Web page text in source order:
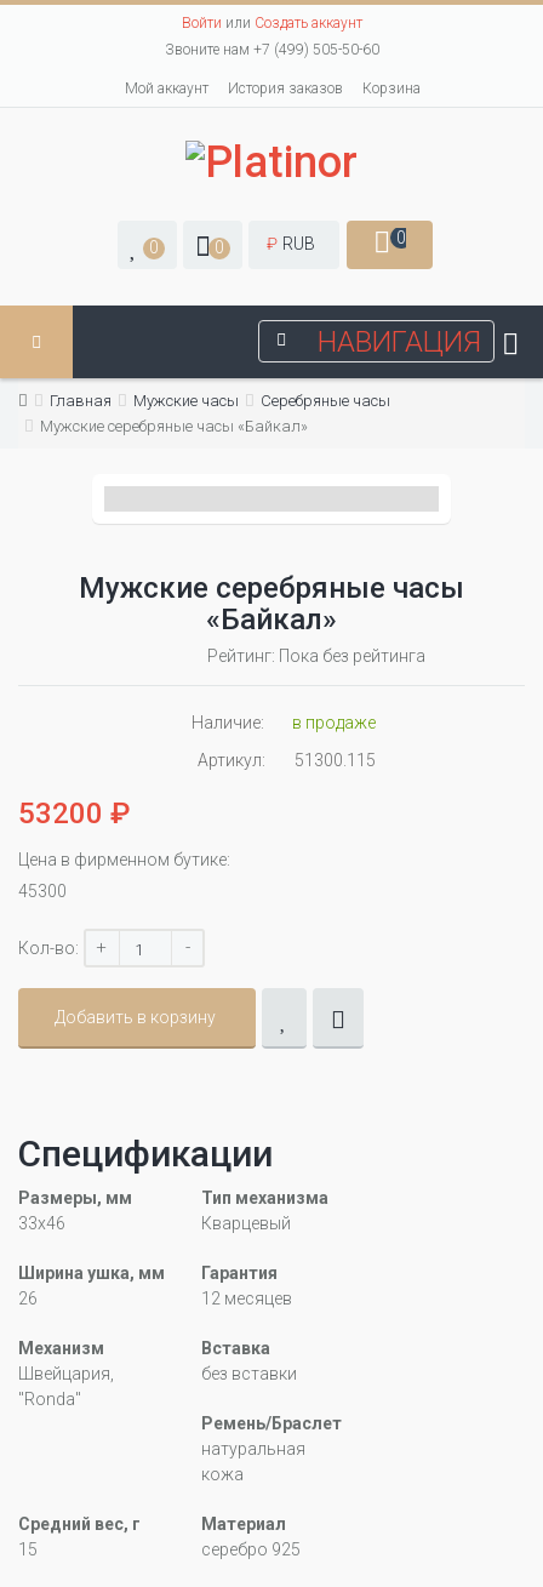
Войти или Создать аккаунт
Звоните нам +7 (499) 505-50-60
Мой аккаунт История заказов Корзина
0 0 ₽ RUB 0
НАВИГАЦИЯ
Главная Мужские часы
Серебряные часы
Мужские серебряные часы «Байкал»
Мужские серебряные часы
«Байкал»
Рейтинг: Пока без рейтинга
Наличие:
в продаже
Артикул:
51300.115
53200 ₽
Цена в фирменном бутике:
45300
Кол-во: + -
Добавить в корзину
Спецификации
Размеры, мм
33х46
Тип механизма
Кварцевый
Ширина ушка, мм
26
Гарантия
12 месяцев
Механизм
Швейцария,
"Ronda"
Вставка
без вставки
Ремень/Браслет
натуральная
кожа
Средний вес, г
15
Материал
серебро 925